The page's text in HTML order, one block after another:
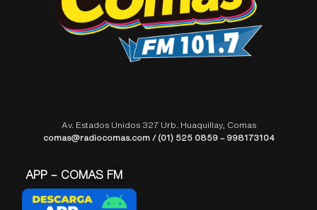
Av. Estados Unidos 327 Urb. Huaquillay, Comas
comas@radiocomas.com / (01) 525 0859 – 998173104
APP – COMAS FM